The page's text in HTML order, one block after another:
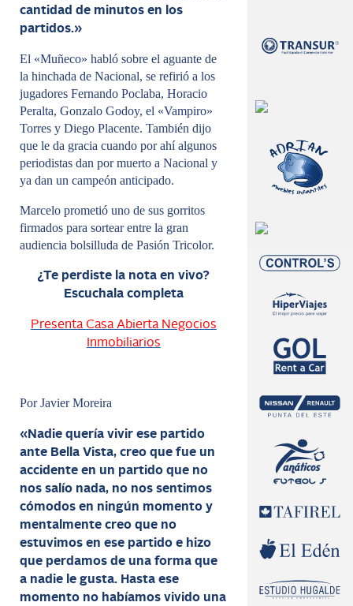
cantidad de minutos en los
partidos.»
El «Muñeco» habló sobre el aguante de
la hinchada de Nacional, se refirió a los
jugadores Fernando Poclaba, Horacio
Peralta, Gonzalo Godoy, el «Vampiro»
Torres y Diego Placente. También dijo
que le da gracia cuando por ahí algunos
periodistas dan por muerto a Nacional y
ya dan un campeón anticipado.
Marcelo prometió uno de sus gorritos
firmados para sortear entre la gran
audiencia bolsilluda de Pasión Tricolor.
¿Te perdiste la nota en vivo?
Escuchala completa
Presenta Casa Abierta Negocios
Inmobiliarios
Por Javier Moreira
«Nadie quería vivir ese partido
ante Bella Vista, creo que fue un
accidente en un partido que no
nos salío nada, no nos sentimos
cómodos en ningún momento y
mentalmente creo que no
estuvimos en ese partido e hizo
que perdamos de una forma que
a nadie le gusta. Hasta ese
momento no habíamos vivido una